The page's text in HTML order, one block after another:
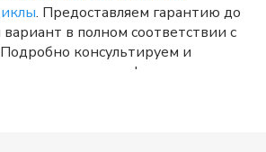
. Предоставляем гарантию до
в полном соответствии с
консультируем и
вопросы по телефону и в шоу-
продажи доставка